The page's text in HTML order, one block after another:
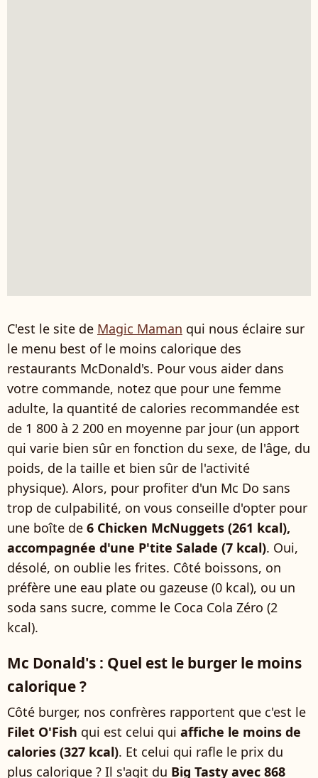
C'est le site de Magic Maman qui nous éclaire sur
le menu best of le moins calorique des
restaurants McDonald's. Pour vous aider dans
votre commande, notez que pour une femme
adulte, la quantité de calories recommandée est
de 1 800 à 2 200 en moyenne par jour (un apport
qui varie bien sûr en fonction du sexe, de l'âge, du
poids, de la taille et bien sûr de l'activité
physique). Alors, pour profiter d'un Mc Do sans
trop de culpabilité, on vous conseille d'opter pour
une boîte de 6 Chicken McNuggets (261 kcal),
accompagnée d'une P'tite Salade (7 kcal). Oui,
désolé, on oublie les frites. Côté boissons, on
préfère une eau plate ou gazeuse (0 kcal), ou un
soda sans sucre, comme le Coca Cola Zéro (2
kcal).
Mc Donald's : Quel est le burger le moins
calorique ?
Côté burger, nos confrères rapportent que c'est le
Filet O'Fish qui est celui qui affiche le moins de
calories (327 kcal). Et celui qui rafle le prix du
plus calorique ? Il s'agit du Big Tasty avec 868